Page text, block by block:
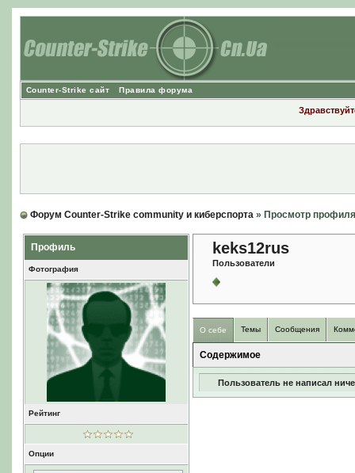
Counter-Strike сайт Правила форума
Форум Counter-Strike community и киберспорта» Просмотр профиля
Профиль
Фотография
Рейтинг
Опции
keks12rus
Пользователи
О себе Темы Сообщения
Содержимое
Пользователь не написал